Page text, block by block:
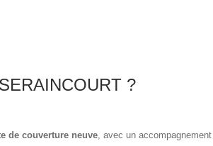
?
de couverture neuve, avec un